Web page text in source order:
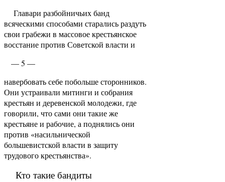
Главари разбойничьих банд
всяческими способами старались раздуть
свои грабежи в массовое крестьянское
восстание против Советской власти и
— 5 —
навербовать себе побольше сторонников.
Они устраивали митинги и собрания
крестьян и деревенской молодежи, где
говорили, что сами они такие же
крестьяне и рабочие, а поднялись они
против «насильнической
большевистской власти в защиту
трудового крестьянства».
Кто такие бандиты